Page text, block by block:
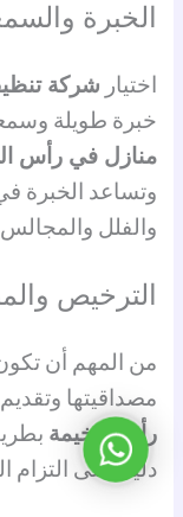
الخبرة
اختيار شركة
خبرة طويلة
منازل في رأس
وتساعد الخبرة
والفلل والمجالس
الترخيص
من المهم أن
مصداقيتها
رأس الخيمة
دليل على التزام
واتساب